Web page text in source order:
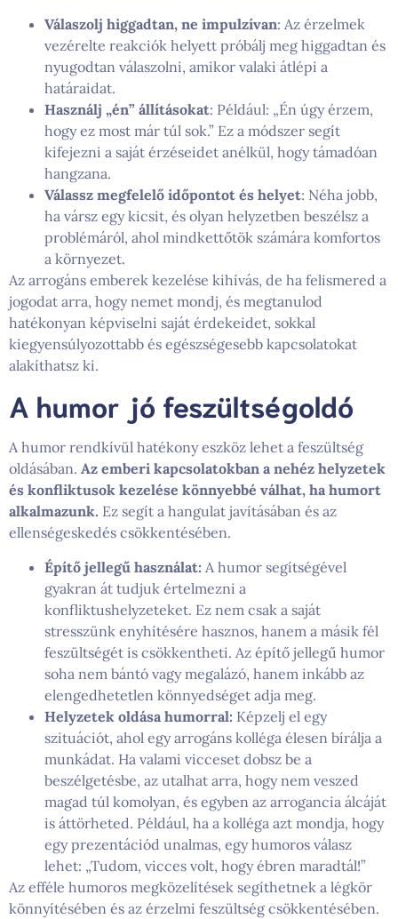
Válaszolj higgadtan, ne impulzívan: Az érzelmek
vezérelte reakciók helyett próbálj meg higgadtan és
nyugodtan válaszolni, amikor valaki átlépi a
határaidat.
Használj „én” állításokat: Például: „Én úgy érzem,
hogy ez most már túl sok.” Ez a módszer segít
kifejezni a saját érzéseidet anélkül, hogy támadóan
hangzana.
Válassz megfelelő időpontot és helyet: Néha jobb,
ha vársz egy kicsit, és olyan helyzetben beszélsz a
problémáról, ahol mindkettőtök számára komfortos
a környezet.
Az arrogáns emberek kezelése kihívás, de ha felismered a
jogodat arra, hogy nemet mondj, és megtanulod
hatékonyan képviselni saját érdekeidet, sokkal
kiegyensúlyozottabb és egészségesebb kapcsolatokat
alakíthatsz ki.
A humor jó feszültségoldó
A humor rendkívül hatékony eszköz lehet a feszültség
oldásában. Az emberi kapcsolatokban a nehéz helyzetek
és konfliktusok kezelése könnyebbé válhat, ha humort
alkalmazunk. Ez segít a hangulat javításában és az
ellenségeskedés csökkentésében.
Építő jellegű használat: A humor segítségével
gyakran át tudjuk értelmezni a
konfliktushelyzeteket. Ez nem csak a saját
stresszünk enyhítésére hasznos, hanem a másik fél
feszültségét is csökkentheti. Az építő jellegű humor
soha nem bántó vagy megalázó, hanem inkább az
elengedhetetlen könnyedséget adja meg.
Helyzetek oldása humorral: Képzelj el egy
szituációt, ahol egy arrogáns kolléga élesen bírálja a
munkádat. Ha valami vicceset dobsz be a
beszélgetésbe, az utalhat arra, hogy nem veszed
magad túl komolyan, és egyben az arrogancia álcáját
is áttörheted. Például, ha a kolléga azt mondja, hogy
egy prezentációd unalmas, egy humoros válasz
lehet: „Tudom, vicces volt, hogy ébren maradtál!”
Az efféle humoros megközelítések segíthetnek a légkör
könnyítésében és az érzelmi feszültség csökkentésében.